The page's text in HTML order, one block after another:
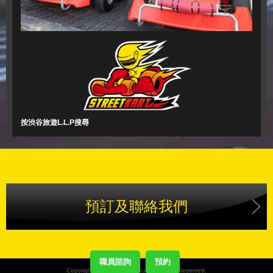
職員諮詢 預約
按渋谷旅遊L.L.P搜尋
預訂及聯絡我們
Copyright(C) Street Kart Tour. All Rights Reserved.